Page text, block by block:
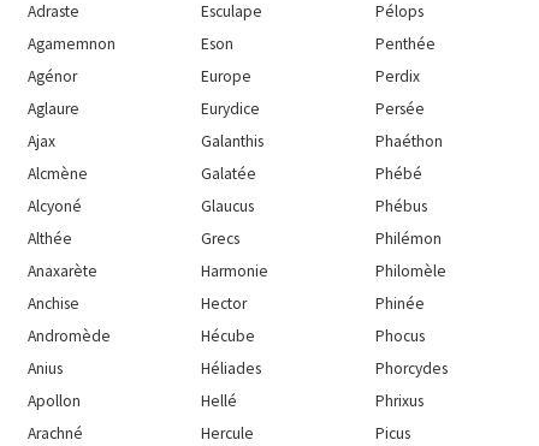
Adraste
Agamemnon
Agénor
Aglaure
Ajax
Alcmène
Alcyoné
Althée
Anaxarète
Anchise
Andromède
Anius
Apollon
Arachné
Esculape
Eson
Europe
Eurydice
Galanthis
Galatée
Glaucus
Grecs
Harmonie
Hector
Hécube
Héliades
Hellé
Hercule
Pélops
Penthée
Perdix
Persée
Phaéthon
Phébé
Phébus
Philémon
Philomèle
Phinée
Phocus
Phorcydes
Phrixus
Picus